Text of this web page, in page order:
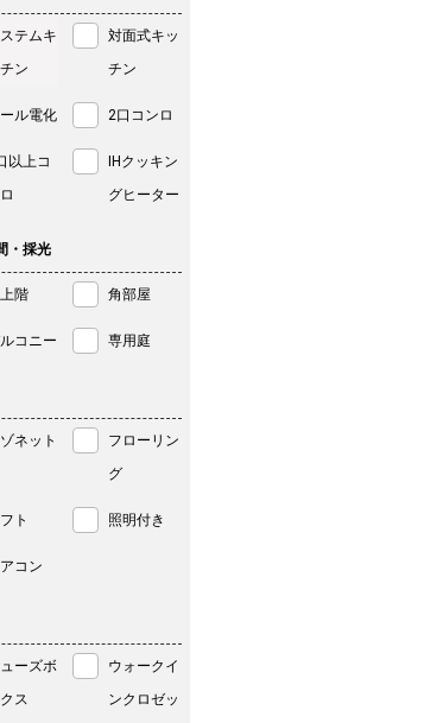
テムキ
ン
対面式キッ
チン
ル電化 2口コンロ
以上コ
IHクッキン
グヒーター
採光
階 角部屋
コニー 専用庭
ネット
フローリン
グ
ト 照明付き
コン
ーズボ
ス
ウォークイ
ンクロゼッ